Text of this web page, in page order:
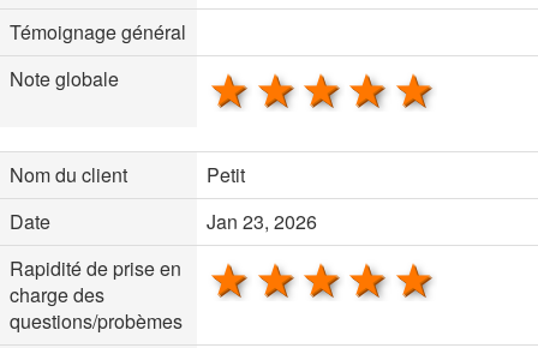
Témoignage général
Note globale
4 stars
3 stars
2 stars
1 star
Nom du client
Petit
Date
Jan 23, 2026
Rapidité de prise en
charge des
questions/probèmes
4 stars
3 stars
2 stars
1 star